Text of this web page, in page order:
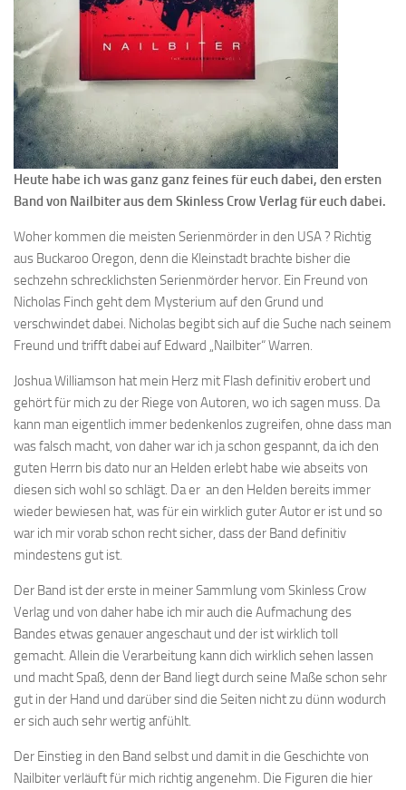
Heute habe ich was ganz ganz feines für euch dabei, den ersten
Band von Nailbiter aus dem Skinless Crow Verlag für euch dabei.
Woher kommen die meisten Serienmörder in den USA ? Richtig
aus Buckaroo Oregon, denn die Kleinstadt brachte bisher die
sechzehn schrecklichsten Serienmörder hervor. Ein Freund von
Nicholas Finch geht dem Mysterium auf den Grund und
verschwindet dabei. Nicholas begibt sich auf die Suche nach seinem
Freund und trifft dabei auf Edward „Nailbiter“ Warren.
Joshua Williamson hat mein Herz mit Flash definitiv erobert und
gehört für mich zu der Riege von Autoren, wo ich sagen muss. Da
kann man eigentlich immer bedenkenlos zugreifen, ohne dass man
was falsch macht, von daher war ich ja schon gespannt, da ich den
guten Herrn bis dato nur an Helden erlebt habe wie abseits von
diesen sich wohl so schlägt. Da er an den Helden bereits immer
wieder bewiesen hat, was für ein wirklich guter Autor er ist und so
war ich mir vorab schon recht sicher, dass der Band definitiv
mindestens gut ist.
Der Band ist der erste in meiner Sammlung vom Skinless Crow
Verlag und von daher habe ich mir auch die Aufmachung des
Bandes etwas genauer angeschaut und der ist wirklich toll
gemacht. Allein die Verarbeitung kann dich wirklich sehen lassen
und macht Spaß, denn der Band liegt durch seine Maße schon sehr
gut in der Hand und darüber sind die Seiten nicht zu dünn wodurch
er sich auch sehr wertig anfühlt.
Der Einstieg in den Band selbst und damit in die Geschichte von
Nailbiter verläuft für mich richtig angenehm. Die Figuren die hier